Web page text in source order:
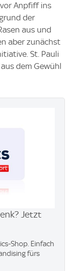
Anpfiff ins
der
aus und
aber zunächst
St. Pauli
dem Gewühl
Jetzt
Shop. Einfach
fürs